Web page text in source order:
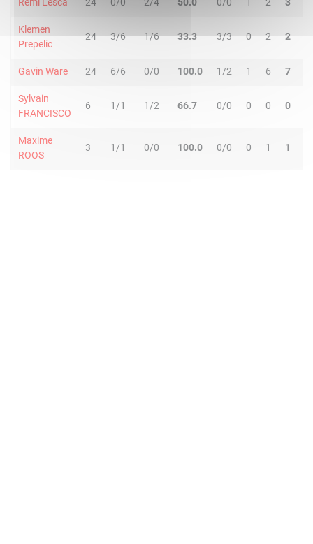
Klemen
Prepelic
24 3/6 1/6 33.3 3/3 0 2 2
Gavin Ware 24 6/6 0/0 100.0 1/2 1 6 7
Sylvain
FRANCISCO
6 1/1 1/2 66.7 0/0 0 0 0
Maxime
ROOS
3 1/1 0/0 100.0 0/0 0 1 1